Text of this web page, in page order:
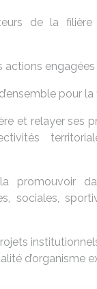
de la
actions
pour
et relayer ses
promouvoir
sociales,
d’organisme